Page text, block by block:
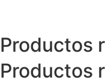
Productos
Productos